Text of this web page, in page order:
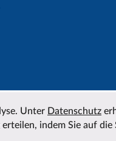
Unter Datenschutz
indem Sie auf